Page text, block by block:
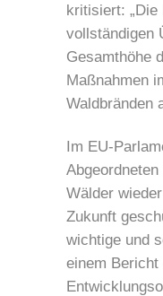
kritisiert:
vollständigen
Gesamthöhe
Maßnahmen
Waldbränden
Im EU-
Wälder
Zukunft
wichtige und
einem Bericht